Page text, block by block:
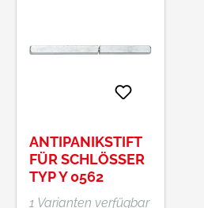
ANTIPANIKSTIFT
FÜR SCHLÖSSER
TYP Y 0562
1 Varianten verfügbar